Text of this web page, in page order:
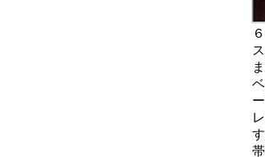
す